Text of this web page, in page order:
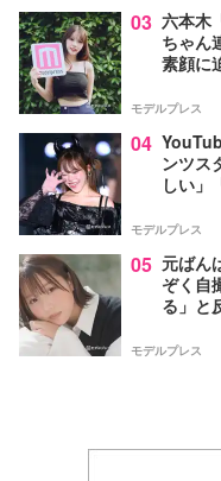
03 六本木
ちゃん
素顔に
モデルプレス
04
ンツス
しい」
モデルプレス
05 元ばん
ぞく自
る」と
モデルプレス